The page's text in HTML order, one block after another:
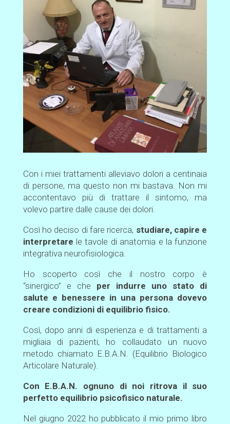
Con i miei trattamenti alleviavo dolori a centinaia
di persone, ma questo non mi bastava. Non mi
accontentavo più di trattare il sintomo, ma
volevo partire dalle cause dei dolori.
Così ho deciso di fare ricerca, studiare, capire e
interpretare le tavole di anatomia e la funzione
integrativa neurofisiologica.
Ho scoperto così che il nostro corpo è
“sinergico” e che
per indurre uno stato di
salute e benessere in una persona dovevo
creare condizioni di equilibrio fisico.
Così, dopo anni di esperienza e di trattamenti a
migliaia di pazienti, ho collaudato un nuovo
metodo chiamato E.B.A.N. (Equilibrio Biologico
Articolare Naturale).
Con E.B.A.N. ognuno di noi ritrova il suo
perfetto equilibrio psicofisico naturale.
Nel giugno 2022 ho pubblicato il mio primo libro